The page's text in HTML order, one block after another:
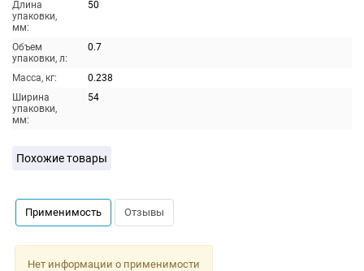
Длина
упаковки,
мм:
50
Объем
упаковки, л:
0.7
Масса, кг:
0.238
Ширина
упаковки,
мм:
54
Похожие товары
Применимость Отзывы
Нет информации о применимости